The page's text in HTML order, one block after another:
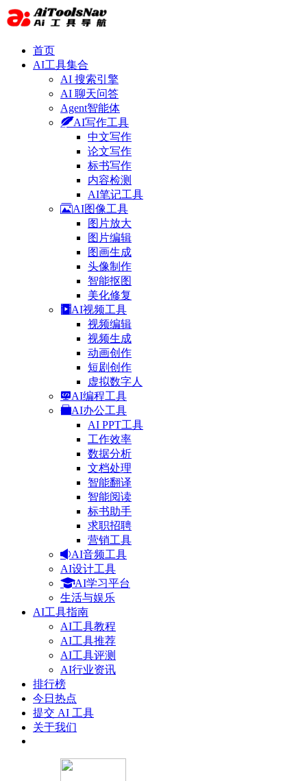
首页
AI工具集合
AI 搜索引擎
AI 聊天问答
Agent智能体
AI写作工具
中文写作
论文写作
标书写作
内容检测
AI笔记工具
AI图像工具
图片放大
图片编辑
图画生成
头像制作
智能抠图
美化修复
AI视频工具
视频编辑
视频生成
动画创作
短剧创作
虚拟数字人
AI编程工具
AI办公工具
AI PPT工具
工作效率
数据分析
文档处理
智能翻译
智能阅读
标书助手
求职招聘
营销工具
AI音频工具
AI设计工具
AI学习平台
生活与娱乐
AI工具指南
AI工具教程
AI工具推荐
AI工具评测
AI行业资讯
排行榜
今日热点
提交 AI 工具
关于我们